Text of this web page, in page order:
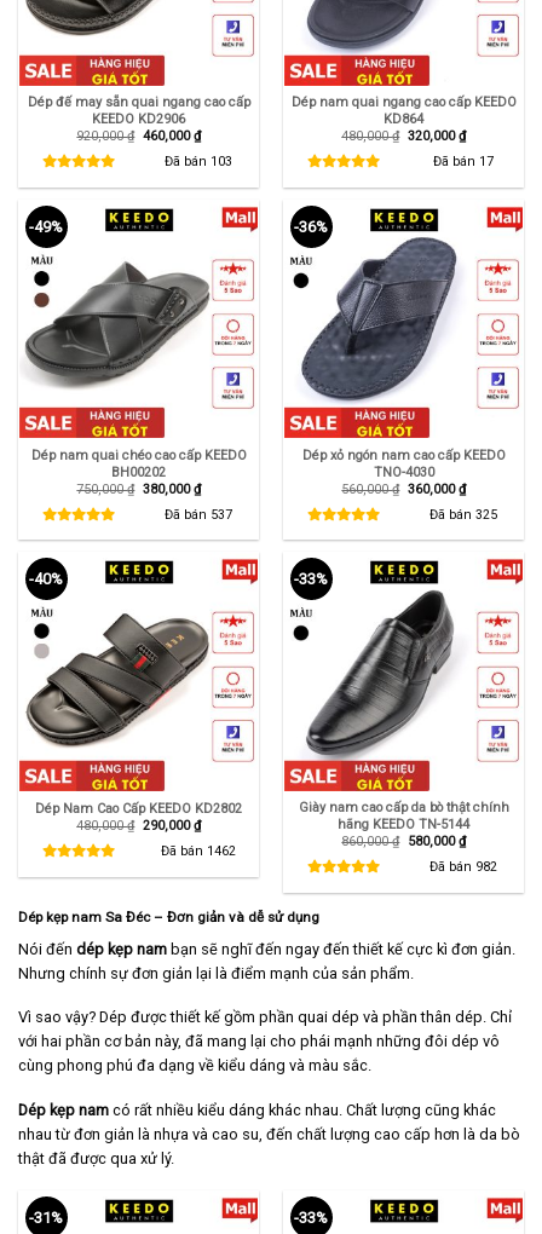
Dép đế may sẵn quai ngang cao cấp
KEEDO KD2906
920,000₫ Giá
460,000₫Giá
hiện
tại
Đã bán 103
Dép nam quai ngang cao cấp KEEDO
KD864
480,000₫ Giá
320,000₫Giá
hiện
tại
Đã bán 17
-49%
Dép nam quai chéo cao cấp KEEDO
BH00202
750,000₫ Giá
750,000 ₫.
380,000₫Giá
hiện
tại
là:
380,000 ₫.
Đã bán 537
-36%
Dép xỏ ngón nam cao cấp KEEDO
TNO-4030
560,000₫ Giá
560,000 ₫.
360,000₫Giá
hiện
tại
là:
360,000 ₫.
Đã bán 325
-40%
Dép Nam Cao Cấp KEEDO KD2802
480,000₫ Giá
290,000₫Giá
hiện
tại
Đã bán 1462
-33%
Giày nam cao cấp da bò thật chính
hãng KEEDO TN-5144
860,000₫ Giá
580,000₫Giá
hiện
tại
Đã bán 982
Dép kẹp nam Sa Đéc – Đơn giản và dễ sử dụng
Nói đến dép kẹp nam bạn sẽ nghĩ đến ngay đến thiết kế cực kì đơn giản.
Nhưng chính sự đơn giản lại là điểm mạnh của sản phẩm.
Vì sao vậy? Dép được thiết kế gồm phần quai dép và phần thân dép. Chỉ
với hai phần cơ bản này, đã mang lại cho phái mạnh những đôi dép vô
cùng phong phú đa dạng về kiểu dáng và màu sắc.
Dép kẹp nam có rất nhiều kiểu dáng khác nhau. Chất lượng cũng khác
nhau từ đơn giản là nhựa và cao su, đến chất lượng cao cấp hơn là da bò
thật đã được qua xử lý.
-31% -33%